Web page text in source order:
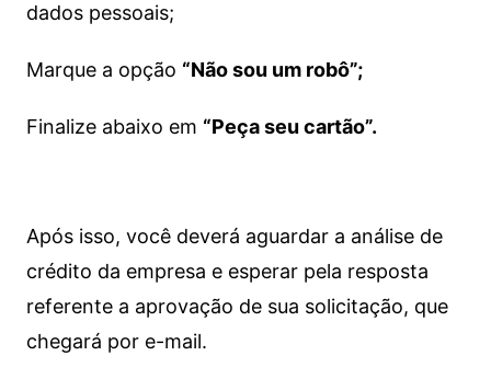
dados pessoais;
Marque a opção “Não sou um robô”;
Finalize abaixo em “Peça seu cartão”.
Após isso, você deverá aguardar a análise de
crédito da empresa e esperar pela resposta
referente a aprovação de sua solicitação, que
chegará por e-mail.